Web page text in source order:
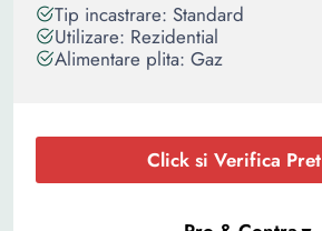
Tip incastrare: Standard
Utilizare: Rezidential
Alimentare plita: Gaz
Click si Verifica Pret